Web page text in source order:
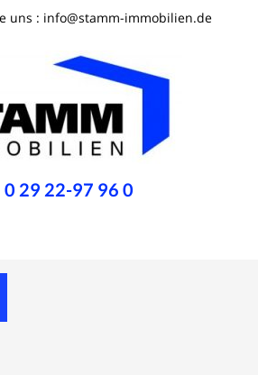
uns : info@stamm-immobilien.de
0 29 22-97 96 0